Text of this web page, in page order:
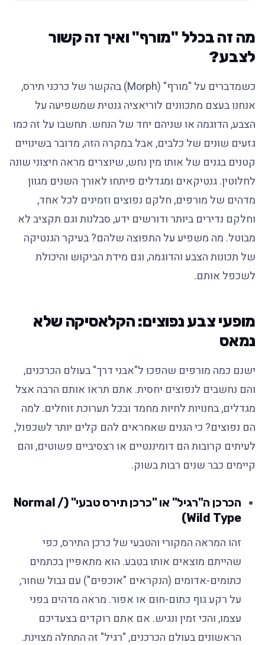
מה זה בכלל "מורף" ואיך זה קשור
לצבע?
כשמדברים על "מורף" (Morph) בהקשר של כרכני תירס,
אנחנו בעצם מתכוונים לוריאציה גנטית שמשפיעה על
הצבע, הדוגמה או שניהם יחד של הנחש. תחשבו על זה כמו
גזעים שונים של כלבים, אבל במקרה הזה, מדובר בשינויים
קטנים בגנים של אותו מין נחש, שיוצרים מראה חיצוני שונה
לחלוטין. גנטיקאים ומגדלים פיתחו לאורך השנים מגוון
מדהים של מורפים, חלקם נפוצים וזמינים לכל אחד,
וחלקם נדירים ביותר ודורשים ידע, סבלנות וגם תקציב לא
מבוטל. מה משפיע על התפוצה שלהם? בעיקר הגנטיקה
של תכונות הצבע והדוגמה, וגם מידת הביקוש והיכולת
לשכפל אותם.
מופעי צבע נפוצים: הקלאסיקה שלא
נמאס
ישנם כמה מורפים שהפכו ל"אבני דרך" בעולם הכרכנים,
והם נחשבים לנפוצים יחסית. אתם תראו אותם הרבה אצל
מגדלים, בחנויות לחיות מחמד ובכל תערוכת זוחלים. למה
הם נפוצים? כי הגנים שאחראים להם קלים יותר לשכפול,
לעיתים קרובות הם דומיננטיים או רצסיביים פשוטים, והם
קיימים כבר שנים רבות בשוק.
הכרכן ה"רגיל" או "כרכן תירס טבעי" (Normal /
Wild Type)
זהו המראה המקורי והטבעי של כרכן התירס, כפי
שהייתם מוצאים אותו בטבע. הוא מתאפיין בכתמים
כתומים-אדומים (הנקראים "אוכפים") עם גבול שחור,
על רקע גוף כתום-חום או אפור. מראה מדהים בפני
עצמו, והכי זמין ונגיש. אם אתם רוקדים בצעדיכם
הראשונים בעולם הכרכנים, "רגיל" זה התחלה מצוינת.